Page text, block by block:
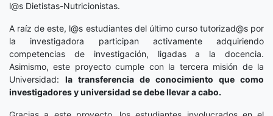
l@s Dietistas-Nutricionistas.
A raíz de este, l@s estudiantes del último curso tutorizad@s por
la investigadora participan activamente adquiriendo
competencias de investigación, ligadas a la docencia.
Asimismo, este proyecto cumple con la tercera misión de la
Universidad: la transferencia de conocimiento que como
investigadores y universidad se debe llevar a cabo.